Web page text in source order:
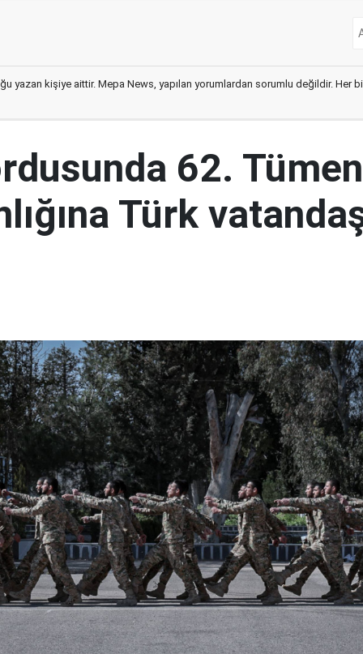
yazan kişiye aittir. Mepa News, yapılan yorumlardan sorumlu değildir. Her
62. Tümen
Türk